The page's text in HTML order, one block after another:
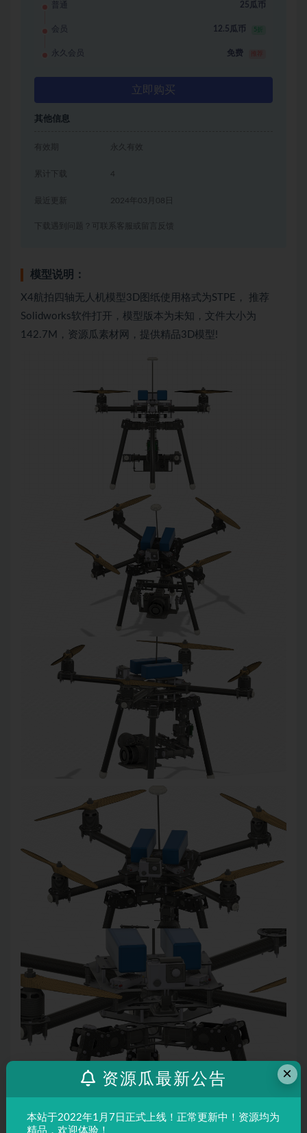
普通 25瓜币
会员 12.5瓜币 5折
永久会员 免费
立即购买
其他信息
有效期 永久有效
累计下载
2024年03月08日
下载遇到问题？可联系客服或留言反馈
模型说明：
X4航拍四轴无人机模型3D图纸使用格式为STPE， 推荐
Solidworks软件打开，模型版本为未知，文件大小为
142.7M，资源瓜素材网，提供精品3D模型!
×
资源瓜最新公告
本站于2022年1月7日正式上线！正常更新中！资源均为
精品，欢迎体验！